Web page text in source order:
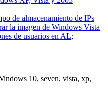
de almacenamiento de IPs
la imagen de Windows Vista
de usuarios en AL;
10, seven, vista, xp,